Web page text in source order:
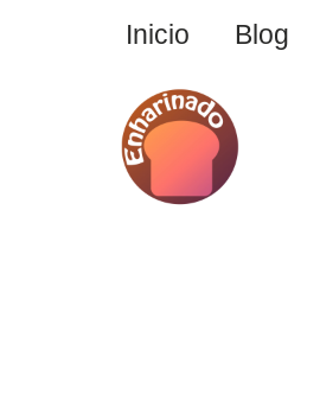
contenido
Inicio Blog